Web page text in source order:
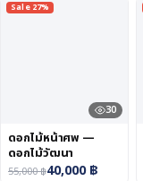
Sale 27%
30
ดอกไม้หน้าศพ —
ดอกไม้วัฒนา
55,000฿40,000฿